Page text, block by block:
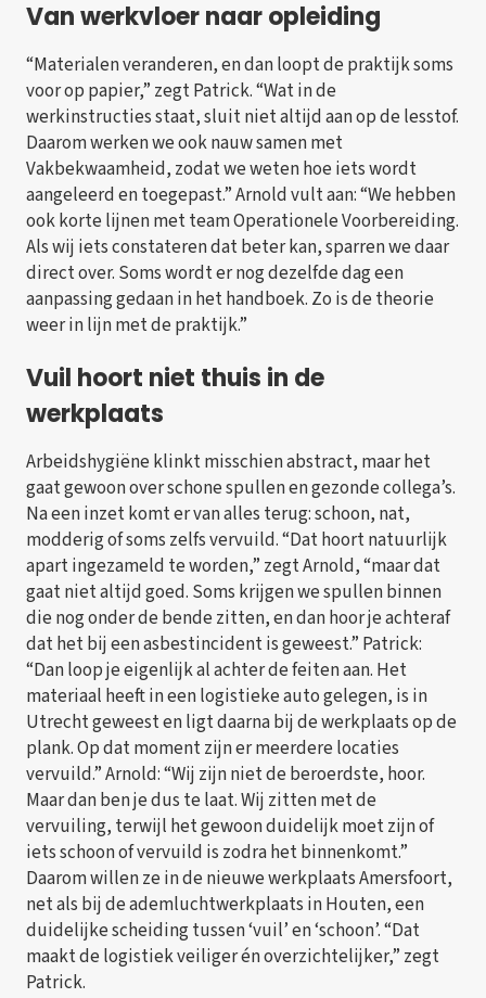
Van werkvloer naar opleiding
“Materialen veranderen, en dan loopt de praktijk soms
voor op papier,” zegt Patrick. “Wat in de
werkinstructies staat, sluit niet altijd aan op de lesstof.
Daarom werken we ook nauw samen met
Vakbekwaamheid, zodat we weten hoe iets wordt
aangeleerd en toegepast.” Arnold vult aan: “We hebben
ook korte lijnen met team Operationele Voorbereiding.
Als wij iets constateren dat beter kan, sparren we daar
direct over. Soms wordt er nog dezelfde dag een
aanpassing gedaan in het handboek. Zo is de theorie
weer in lijn met de praktijk.”
Vuil hoort niet thuis in de
werkplaats
Arbeidshygiëne klinkt misschien abstract, maar het
gaat gewoon over schone spullen en gezonde collega’s.
Na een inzet komt er van alles terug: schoon, nat,
modderig of soms zelfs vervuild. “Dat hoort natuurlijk
apart ingezameld te worden,” zegt Arnold, “maar dat
gaat niet altijd goed. Soms krijgen we spullen binnen
die nog onder de bende zitten, en dan hoor je achteraf
dat het bij een asbestincident is geweest.” Patrick:
“Dan loop je eigenlijk al achter de feiten aan. Het
materiaal heeft in een logistieke auto gelegen, is in
Utrecht geweest en ligt daarna bij de werkplaats op de
plank. Op dat moment zijn er meerdere locaties
vervuild.” Arnold: “Wij zijn niet de beroerdste, hoor.
Maar dan ben je dus te laat. Wij zitten met de
vervuiling, terwijl het gewoon duidelijk moet zijn of
iets schoon of vervuild is zodra het binnenkomt.”
Daarom willen ze in de nieuwe werkplaats Amersfoort,
net als bij de ademluchtwerkplaats in Houten, een
duidelijke scheiding tussen ‘vuil’ en ‘schoon’. “Dat
maakt de logistiek veiliger én overzichtelijker,” zegt
Patrick.